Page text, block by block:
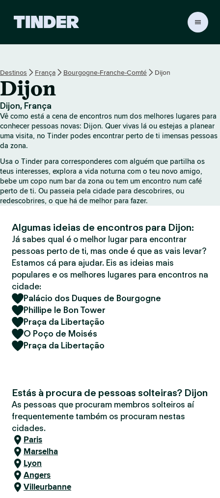
a
c
a
o
T
i
n
r
Destinos França Bourgogne-Franche-Comté Dijon
Dijon
Dijon, França
Vê como está a cena de encontros num dos melhores lugares para
conhecer pessoas novas: Dijon. Quer vivas lá ou estejas a planear
uma visita, no Tinder podes encontrar perto de ti imensas pessoas
da zona.
Usa o Tinder para corresponderes com alguém que partilha os
teus interesses, explora a vida noturna com o teu novo amigo,
bebe um copo num bar da zona ou tem um encontro num café
perto de ti. Ou passeia pela cidade para descobrires, ou
redescobrires, o que há de melhor para fazer.
Algumas ideias de encontros para Dijon:
Já sabes qual é o melhor lugar para encontrar
pessoas perto de ti, mas onde é que as vais levar?
Estamos cá para ajudar. Eis as ideias mais
populares e os melhores lugares para encontros na
cidade:
Palácio dos Duques de Bourgogne
Phillipe le Bon Tower
Praça da Libertação
O Poço de Moisés
Praça da Libertação
Estás à procura de pessoas solteiras? Dijon
As pessoas que procuram membros solteiros aí
frequentemente também os procuram nestas
cidades.
Paris
Marselha
Lyon
Angers
Villeurbanne